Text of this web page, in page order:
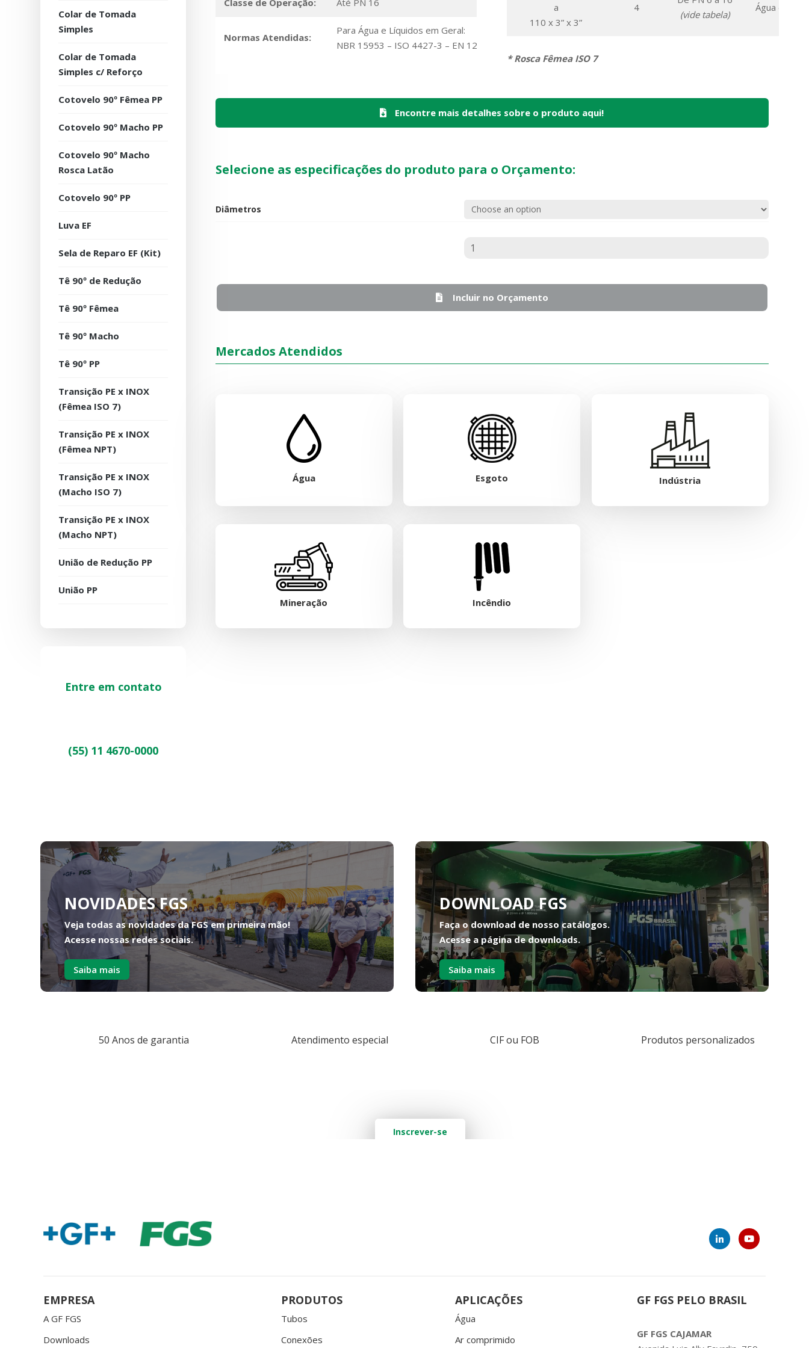
Colar de Tomada
Simples
Colar de Tomada
Simples c/ Reforço
Cotovelo 90º Fêmea PP
Cotovelo 90º Macho PP
Cotovelo 90º Macho
Rosca Latão
Cotovelo 90º PP
Luva EF
Sela de Reparo EF (Kit)
Tê 90º de Redução
Tê 90º Fêmea
Tê 90º Macho
Tê 90º PP
Transição PE x INOX
(Fêmea ISO 7)
Transição PE x INOX
(Fêmea NPT)
Transição PE x INOX
(Macho ISO 7)
Transição PE x INOX
(Macho NPT)
União de Redução PP
União PP
Entre em contato
(55) 11 4670-0000
Normas Atendidas:
Para Água e Líquidos em Geral:
NBR 15953 – ISO 4427-3 – EN 12201-3 – ISO CD 9624
a
110 x 3” x 3”
4
(vide tabela)
Água e
* Rosca Fêmea ISO 7
Encontre mais detalhes sobre o produto aqui!
Selecione as especificações do produto para o Orçamento:
Diâmetros
Incluir no Orçamento
Mercados Atendidos
Água Esgoto Indústria
Mineração Incêndio
NOVIDADES FGS
Veja todas as novidades da FGS em primeira mão!
Acesse nossas redes sociais.
Saiba mais
DOWNLOAD FGS
Faça o download de nosso catálogos.
Acesse a página de downloads.
Saiba mais
50 Anos de garantia Atendimento especial CIF ou FOB Produtos personalizados
Inscrever-se
EMPRESA
A GF FGS
Downloads
PRODUTOS
Tubos
Conexões
APLICAÇÕES
Água
Ar comprimido
GF FGS PELO BRASIL
GF FGS CAJAMAR